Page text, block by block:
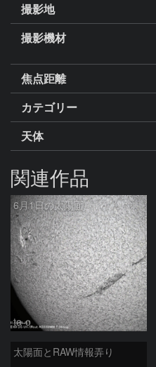
撮影地
撮影機材
焦点距離
カテゴリー
天体
関連作品
6月1日の太陽面
ta-o
太陽面とRAW情報弄り